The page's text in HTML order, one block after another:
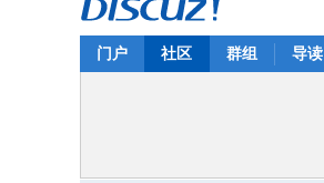
门户 社区 群组 导读